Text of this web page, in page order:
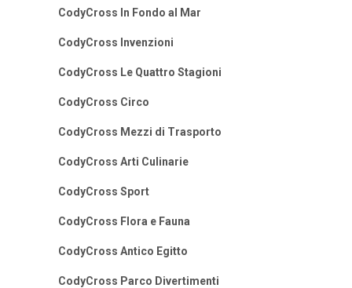
CodyCross In Fondo al Mar
CodyCross Invenzioni
CodyCross Le Quattro Stagioni
CodyCross Circo
CodyCross Mezzi di Trasporto
CodyCross Arti Culinarie
CodyCross Sport
CodyCross Flora e Fauna
CodyCross Antico Egitto
CodyCross Parco Divertimenti